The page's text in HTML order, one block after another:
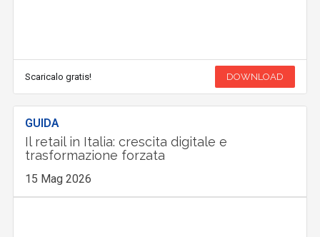
Scaricalo gratis! DOWNLOAD
GUIDA
Il retail in Italia: crescita digitale e
trasformazione forzata
15 Mag 2026